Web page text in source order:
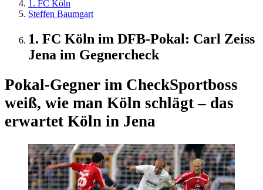
1. FC Köln
Steffen Baumgart
1. FC Köln im DFB-Pokal: Carl Zeiss
Jena im Gegnercheck
Pokal-Gegner im CheckSportboss
weiß, wie man Köln schlägt – das
erwartet Köln in Jena